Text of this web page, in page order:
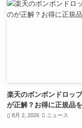
楽天のボンボンドロッ
が正解？お得に正規品
8月 2, 2026 ニュース